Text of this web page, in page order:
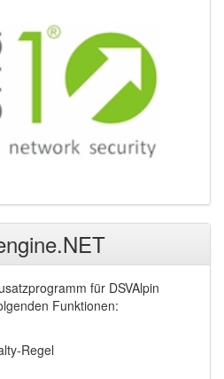
für DSVAlpin
Funktionen:
Regel